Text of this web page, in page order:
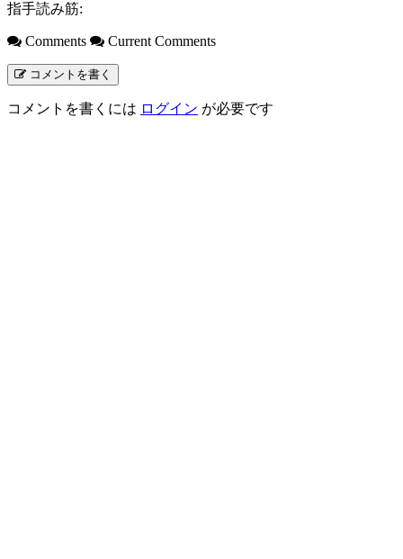
指手読み筋:
Comments Current Comments
コメントを書く
コメントを書くには ログイン が必要です